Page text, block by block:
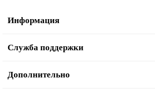
Информация
Служба поддержки
Дополнительно